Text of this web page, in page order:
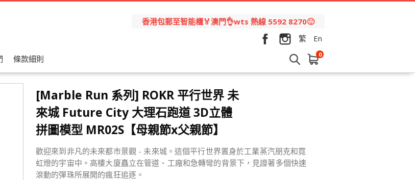
香港包郵至智能櫃🏅澳門👌wts 熱線 5592 8270🙂
繁
En
條款細則 0
[Marble Run 系列] ROKR 平行世界 未
來城 Future City 大理石跑道 3D立體
拼圖模型 MR02S【母親節x父親節】
歡迎來到非凡的未來都市景觀 - 未來城。這個平行世界置身於工業蒸汽朋克和霓
虹燈的宇宙中。高樓大廈矗立在管道、工廠和急轉彎的背景下，見證著多個快速
滾動的彈珠所展開的瘋狂追逐。